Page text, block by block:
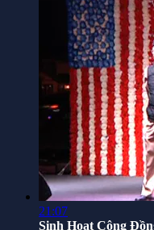
21:07
Sinh Hoạt Cộng